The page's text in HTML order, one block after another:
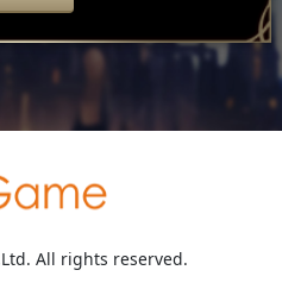
All rights reserved.